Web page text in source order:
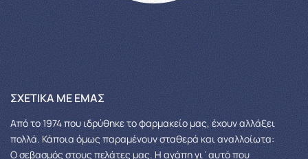
ΣΧΕΤΙΚΆ ΜΕ ΕΜΆΣ
Από το 1974 που ιδρύθηκε το φαρμακείο μας, έχουν αλλάξει
πολλά. Κάποια όμως παραμένουν σταθερά και αναλλοίωτα:
Ο σεβασμός στους πελάτες μας. Η αγάπη γι΄αυτό που